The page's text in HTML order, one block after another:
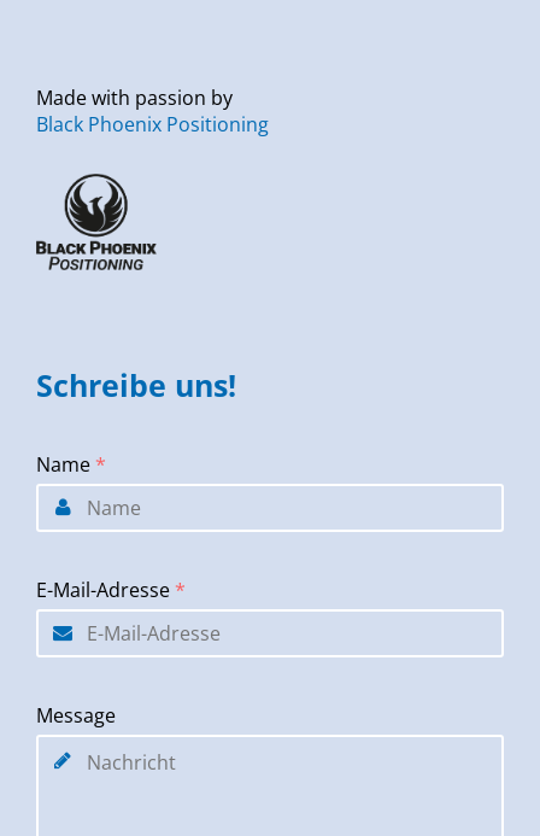
Made with passion by
Black Phoenix Positioning
Schreibe uns!
Name *
E-Mail-Adresse *
Message